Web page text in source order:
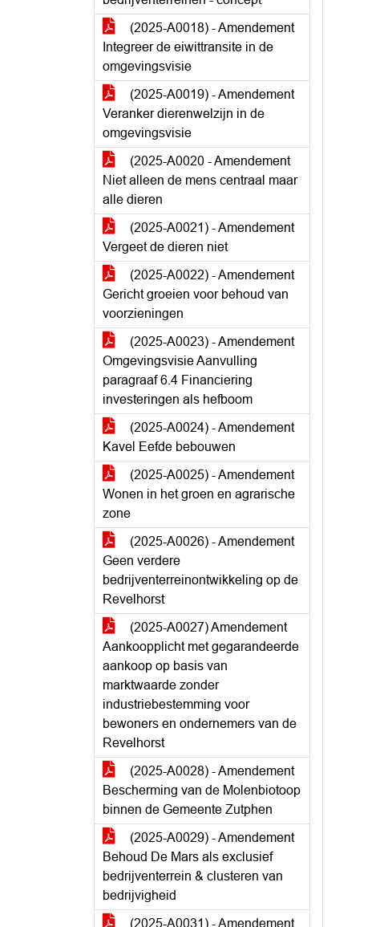
(2025-A0018) - Amendement
Integreer de eiwittransite in de
omgevingsvisie
(2025-A0019) - Amendement
Veranker dierenwelzijn in de
omgevingsvisie
(2025-A0020 - Amendement
Niet alleen de mens centraal maar
alle dieren
(2025-A0021) - Amendement
Vergeet de dieren niet
(2025-A0022) - Amendement
Gericht groeien voor behoud van
voorzieningen
(2025-A0023) - Amendement
Omgevingsvisie Aanvulling
paragraaf 6.4 Financiering
investeringen als hefboom
(2025-A0024) - Amendement
Kavel Eefde bebouwen
(2025-A0025) - Amendement
Wonen in het groen en agrarische
zone
(2025-A0026) - Amendement
Geen verdere
bedrijventerreinontwikkeling op de
Revelhorst
(2025-A0027) Amendement
Aankoopplicht met gegarandeerde
aankoop op basis van
marktwaarde zonder
industriebestemming voor
bewoners en ondernemers van de
Revelhorst
(2025-A0028) - Amendement
Bescherming van de Molenbiotoop
binnen de Gemeente Zutphen
(2025-A0029) - Amendement
Behoud De Mars als exclusief
bedrijventerrein & clusteren van
bedrijvigheid
(2025-A0031) - Amendement